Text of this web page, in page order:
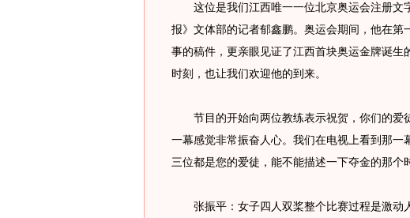
这位是我们江西唯一一位北京奥运会注册文
报》文体部的记者郁鑫鹏。奥运会期间，他在第
事的稿件，更亲眼见证了江西首块奥运金牌诞生
时刻，也让我们欢迎他的到来。
节目的开始向两位教练表示祝贺，你们的爱
一幕感觉非常振奋人心。我们在电视上看到那一
三位都是您的爱徒，能不能描述一下夺金的那个
张振平：女子四人双桨整个比赛过程是激动